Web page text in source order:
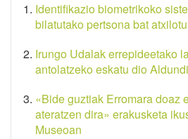
Identifikazio biometrikoko
bilatutako pertsona bat
Irungo Udalak errepideetako
antolatzeko eskatu dio
«Bide guztiak Erromara doaz
ateratzen dira» erakusketa
Museoan